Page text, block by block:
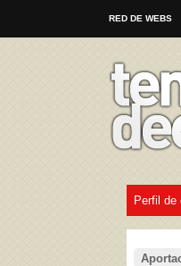
RED DE WEBS
Perfil de